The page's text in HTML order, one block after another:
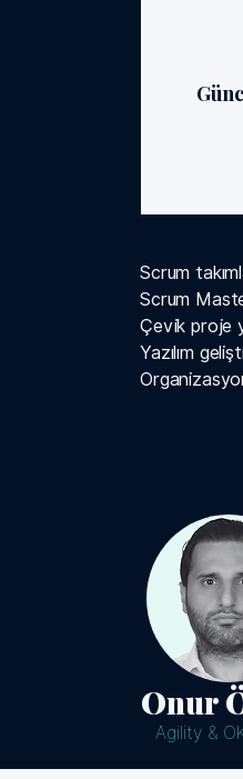
Scrum
Scrum
Çevik proje
Yazılım
Onur
Agility &